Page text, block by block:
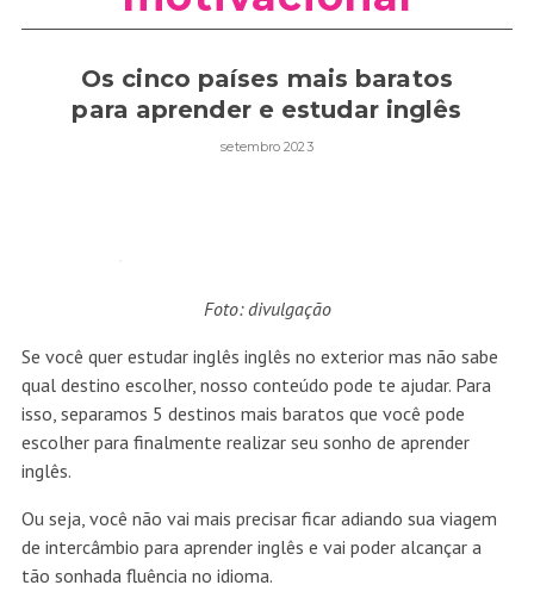
Os cinco países mais baratos
para aprender e estudar inglês
setembro 2023
Foto: divulgação
Se você quer estudar inglês inglês no exterior mas não sabe
qual destino escolher, nosso conteúdo pode te ajudar. Para
isso, separamos 5 destinos mais baratos que você pode
escolher para finalmente realizar seu sonho de aprender
inglês.
Ou seja, você não vai mais precisar ficar adiando sua viagem
de intercâmbio para aprender inglês e vai poder alcançar a
tão sonhada fluência no idioma.